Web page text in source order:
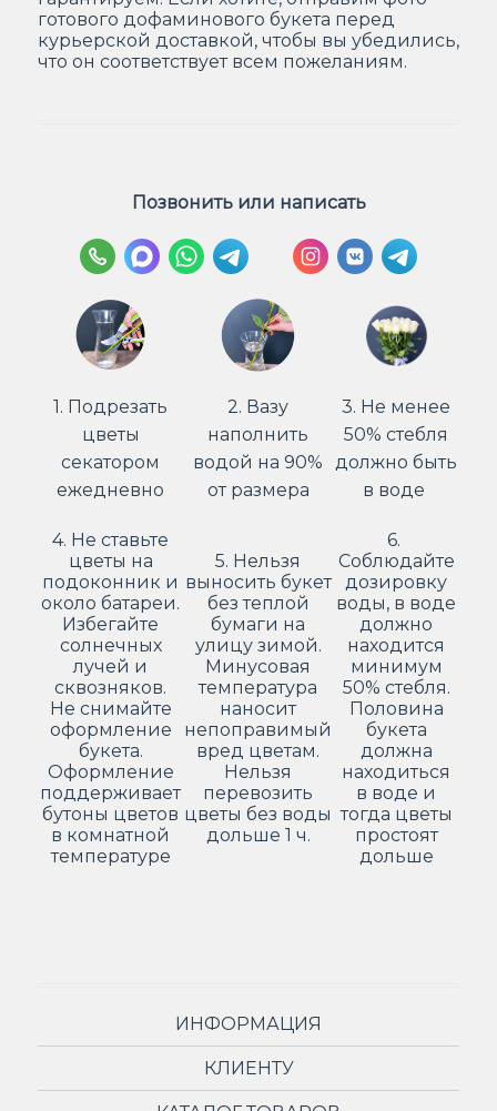
готового дофаминового букета перед
курьерской доставкой, чтобы вы убедились,
что он соответствует всем пожеланиям.
Позвонить или написать
1. Подрезать
цветы
секатором
ежедневно
2. Вазу
наполнить
водой на 90%
от размера
3. Не менее
50% стебля
должно быть
в воде
4. Не ставьте
цветы на
подоконник и
около батареи.
Избегайте
солнечных
лучей и
сквозняков.
Не снимайте
оформление
букета.
Оформление
поддерживает
бутоны цветов
в комнатной
температуре
5. Нельзя
выносить букет
без теплой
бумаги на
улицу зимой.
Минусовая
температура
наносит
непоправимый
вред цветам.
Нельзя
перевозить
цветы без воды
дольше 1 ч.
6.
Соблюдайте
дозировку
воды, в воде
должно
находится
минимум
50% стебля.
Половина
букета
должна
находиться
в воде и
тогда цветы
простоят
дольше
ИНФОРМАЦИЯ
КЛИЕНТУ